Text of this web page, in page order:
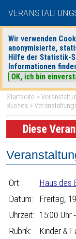
Wir verwenden
anonymisierte,
Hilfe der Statistik-
Informationen
OK, ich bin
Startseite >
Buches >
Diese
Ort: Haus des
Datum:
Freitag,
Uhrzeit: 15:00 Uhr
Rubrik:
Kinder &